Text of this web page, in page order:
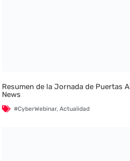
Resumen de la Jornada de Puertas
News
#CyberWebinar,Actualidad